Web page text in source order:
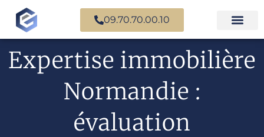
09.70.70.00.10
Expertise immobilière
Normandie :
évaluation